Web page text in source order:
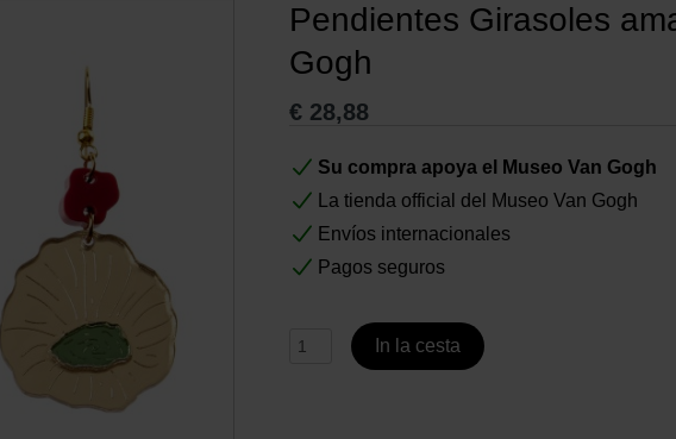
Pendientes Girasoles
Gogh
€ 28,88
Su compra apoya el Museo Van Gogh
La tienda official del Museo Van Gogh
Envíos internacionales
Pagos seguros
In la cesta